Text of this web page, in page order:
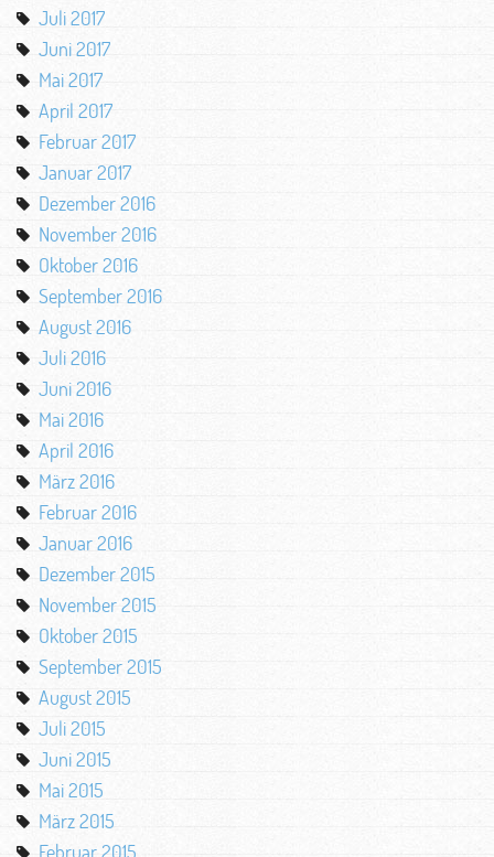
Juli 2017
Juni 2017
Mai 2017
April 2017
Februar 2017
Januar 2017
Dezember 2016
November 2016
Oktober 2016
September 2016
August 2016
Juli 2016
Juni 2016
Mai 2016
April 2016
März 2016
Februar 2016
Januar 2016
Dezember 2015
November 2015
Oktober 2015
September 2015
August 2015
Juli 2015
Juni 2015
Mai 2015
März 2015
Februar 2015